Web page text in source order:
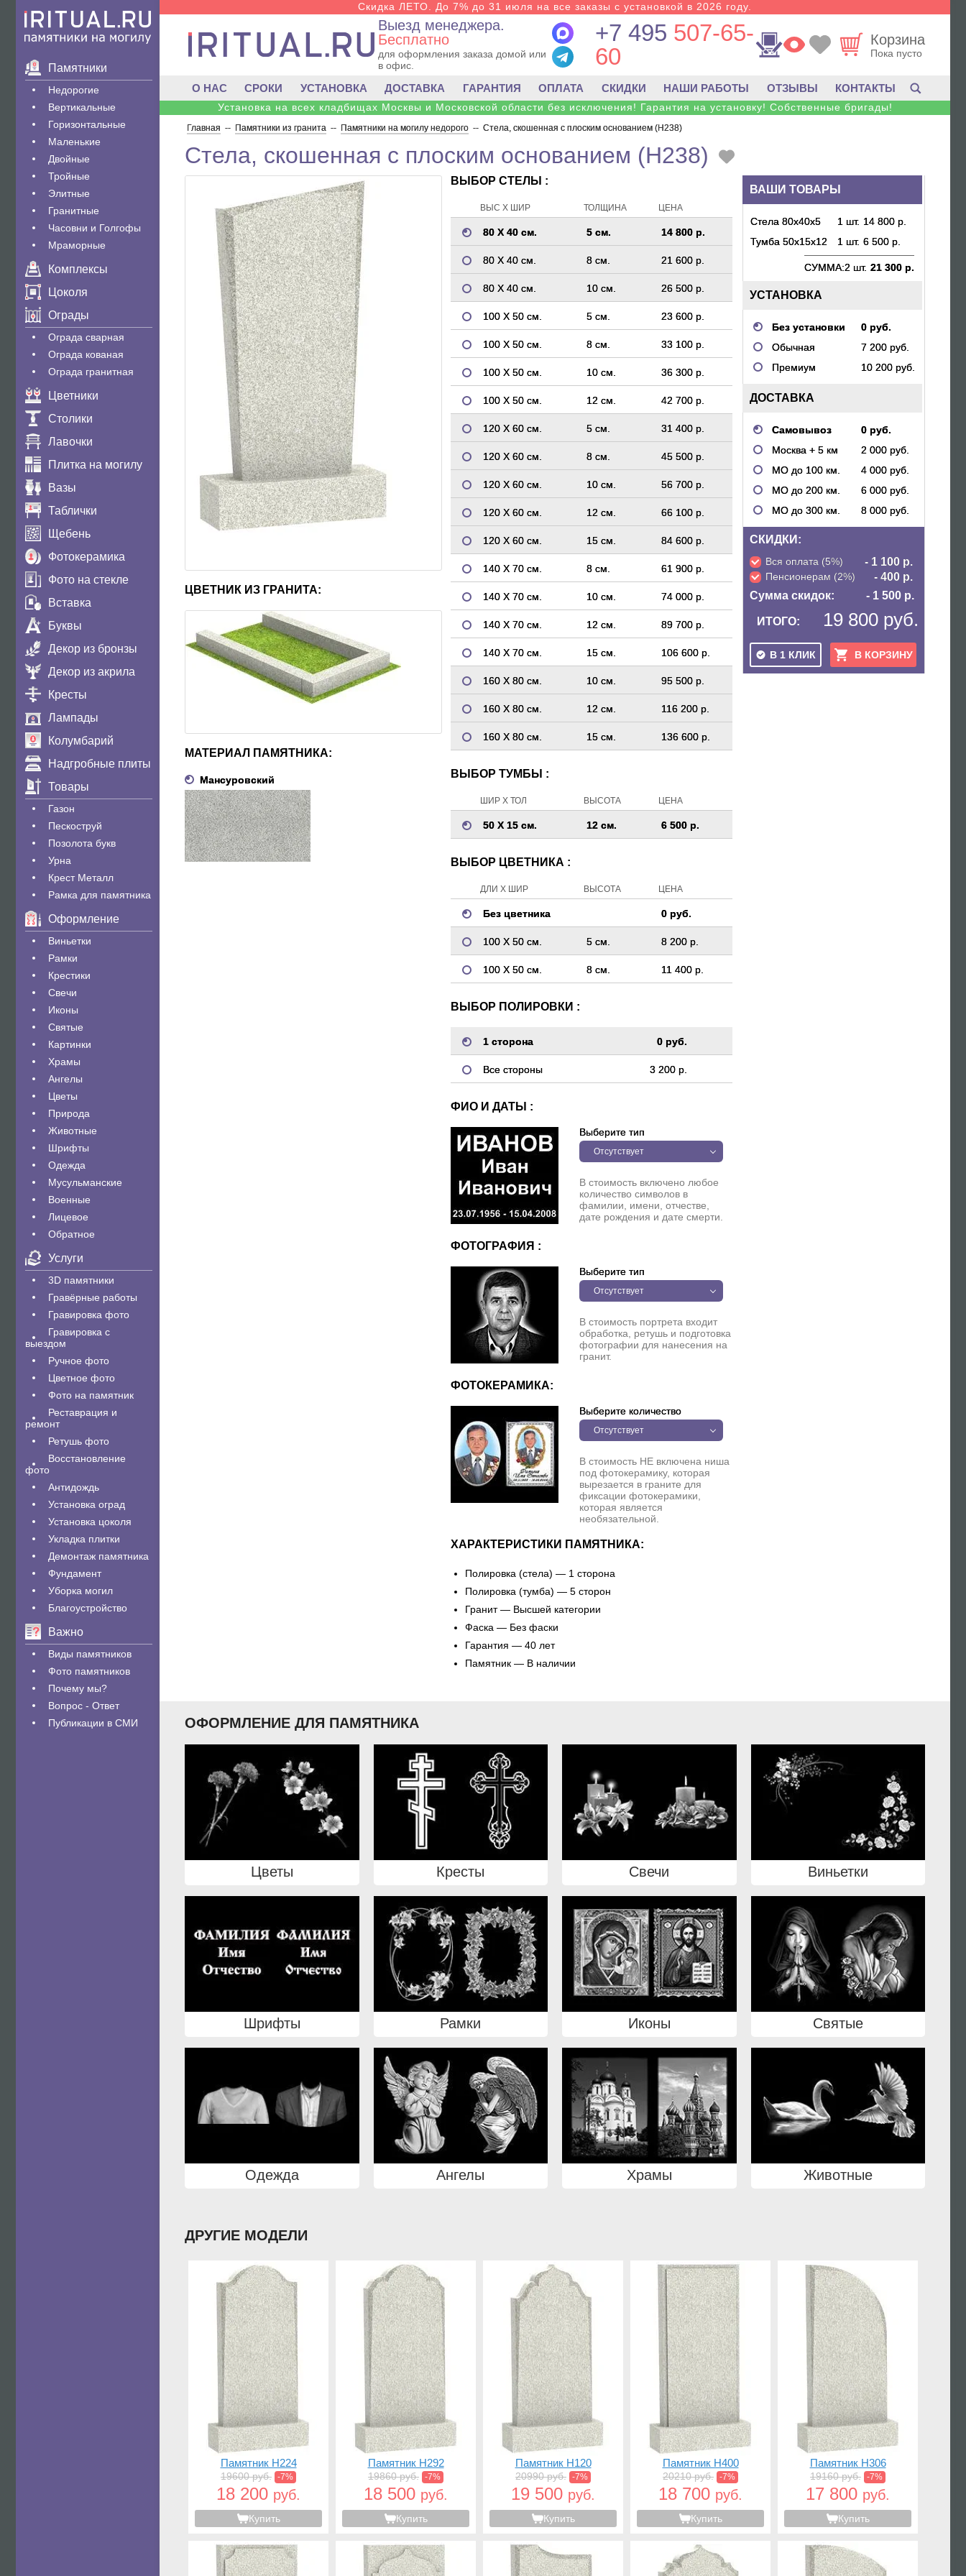
Памятники
Недорогие
Вертикальные
Горизонтальные
Маленькие
Двойные
Тройные
Элитные
Гранитные
Часовни и Голгофы
Мраморные
Комплексы
Цоколя
Ограды
Ограда сварная
Ограда кованая
Ограда гранитная
Цветники
Столики
Лавочки
Плитка на могилу
Вазы
Таблички
Щебень
Фотокерамика
Фото на стекле
Вставка
Буквы
Декор из бронзы
Декор из акрила
Кресты
Лампады
Колумбарий
Надгробные плиты
Товары
Газон
Пескоструй
Позолота букв
Урна
Крест Металл
Рамка для памятника
Оформление
Виньетки
Рамки
Крестики
Свечи
Иконы
Святые
Картинки
Храмы
Ангелы
Цветы
Природа
Животные
Шрифты
Одежда
Мусульманские
Военные
Лицевое
Обратное
Услуги
3D памятники
Гравëрные работы
Гравировка фото
Гравировка с
выездом
Ручное фото
Цветное фото
Фото на памятник
Реставрация и
ремонт
Ретушь фото
Восстановление
фото
Антидождь
Установка оград
Установка цоколя
Укладка плитки
Демонтаж памятника
Фундамент
Уборка могил
Благоустройство
Важно
Виды памятников
Фото памятников
Почему мы?
Вопрос - Ответ
Публикации в СМИ
Скидка ЛЕТО. До 7% до 31 июля на все заказы с установкой в 2026 году.
Выезд менеджера.
Бесплатно
для оформления заказа домой или
в офис.
+7 495 507-65-
60
Корзина
Пока пусто
О НАС СРОКИ УСТАНОВКА ДОСТАВКА ГАРАНТИЯ ОПЛАТА СКИДКИ НАШИ РАБОТЫ ОТЗЫВЫ КОНТАКТЫ
Установка на всех кладбищах Москвы и Московской области без исключения! Гарантия на установку! Собственные бригады!
Главная -- Памятники из гранита -- Памятники на могилу недорого -- Стела, скошенная с плоским основанием (H238)
Стела, скошенная с плоским основанием (H238)
ВАШИ ТОВАРЫ
Стела 80х40х5 1 шт. 14 800 р.
Тумба 50х15х12
1 шт. 6 500 р.
СУММА:2 шт. 21 300 р.
УСТАНОВКА
Без установки
0 руб.
Обычная
7 200 руб.
Премиум
10 200 руб.
ДОСТАВКА
Самовывоз
0 руб.
Москва + 5 км
2 000 руб.
МО до 100 км.
4 000 руб.
МО до 200 км.
6 000 руб.
МО до 300 км.
8 000 руб.
СКИДКИ:
Вся оплата (5%) - 1 100 р.
Пенсионерам (2%)
- 400 р.
Сумма скидок:
- 1 500 р.
ИТОГО: 19 800 руб.
В 1 КЛИК В КОРЗИНУ
ЦВЕТНИК ИЗ ГРАНИТА:
МАТЕРИАЛ ПАМЯТНИКА:
Мансуровский
ВЫБОР СТЕЛЫ :
ВЫС Х ШИР ТОЛЩИНА ЦЕНА
80 Х 40 см. 5 см. 14 800 р.
80 Х 40 см. 8 см. 21 600 р.
80 Х 40 см. 10 см. 26 500 р.
100 Х 50 см. 5 см. 23 600 р.
100 Х 50 см. 8 см. 33 100 р.
100 Х 50 см. 10 см. 36 300 р.
100 Х 50 см. 12 см. 42 700 р.
120 Х 60 см. 5 см. 31 400 р.
120 Х 60 см. 8 см. 45 500 р.
120 Х 60 см. 10 см. 56 700 р.
120 Х 60 см. 12 см. 66 100 р.
120 Х 60 см. 15 см. 84 600 р.
140 Х 70 см. 8 см. 61 900 р.
140 Х 70 см. 10 см. 74 000 р.
140 Х 70 см. 12 см. 89 700 р.
140 Х 70 см. 15 см. 106 600 р.
160 Х 80 см. 10 см. 95 500 р.
160 Х 80 см. 12 см. 116 200 р.
160 Х 80 см. 15 см. 136 600 р.
ВЫБОР ТУМБЫ :
ШИР Х ТОЛ ВЫСОТА ЦЕНА
50 Х 15 см. 12 см. 6 500 р.
ВЫБОР ЦВЕТНИКА :
ДЛИ Х ШИР ВЫСОТА ЦЕНА
Без цветника 0 руб.
100 Х 50 см. 5 см. 8 200 р.
100 Х 50 см. 8 см. 11 400 р.
ВЫБОР ПОЛИРОВКИ :
1 сторона 0 руб.
Все стороны 3 200 р.
ФИО И ДАТЫ :
Выберите тип
Отсутствует
В стоимость включено любое
количество символов в
фамилии, имени, отчестве,
дате рождения и дате смерти.
ФОТОГРАФИЯ :
Выберите тип
Отсутствует
В стоимость портрета входит
обработка, ретушь и подготовка
фотографии для нанесения на
гранит.
ФОТОКЕРАМИКА:
Выберите количество
Отсутствует
В стоимость НЕ включена ниша
под фотокерамику, которая
вырезается в граните для
фиксации фотокерамики,
которая является
необязательной.
ХАРАКТЕРИСТИКИ ПАМЯТНИКА:
Полировка (стела) — 1 сторона
Полировка (тумба) — 5 сторон
Гранит — Высшей категории
Фаска — Без фаски
Гарантия — 40 лет
Памятник — В наличии
ОФОРМЛЕНИЕ ДЛЯ ПАМЯТНИКА
Цветы Кресты Свечи Виньетки
Шрифты Рамки Иконы Святые
Одежда Ангелы Храмы Животные
ДРУГИЕ МОДЕЛИ
Памятник H224
19600 руб. -7%
18 200 руб.
Купить
Памятник H292
19860 руб. -7%
18 500 руб.
Купить
Памятник H120
20990 руб. -7%
19 500 руб.
Купить
Памятник H400
20210 руб. -7%
18 700 руб.
Купить
Памятник H306
19160 руб. -7%
17 800 руб.
Купить